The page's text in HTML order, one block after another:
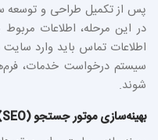
پس از تکمیل طراحی و توسعه
در این مرحله، اطلاعات
اطلاعات تماس باید وارد
سیستم درخواست خدمات،
شوند.
بهینه‌سازی موتور جستجو (SEO)